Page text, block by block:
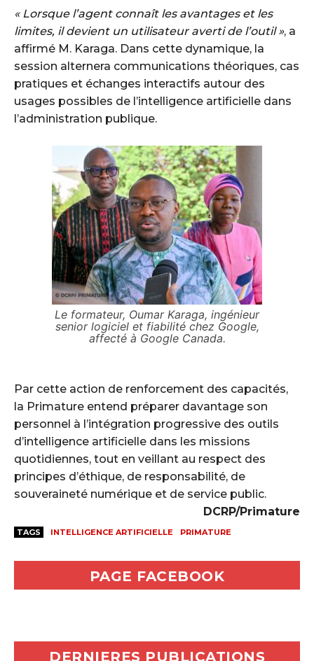
« Lorsque l’agent connaît les avantages et les
limites, il devient un utilisateur averti de l’outil », a
affirmé M. Karaga. Dans cette dynamique, la
session alternera communications théoriques, cas
pratiques et échanges interactifs autour des
usages possibles de l’intelligence artificielle dans
l’administration publique.
Le formateur, Oumar Karaga, ingénieur
senior logiciel et fiabilité chez Google,
affecté à Google Canada.
‎Par cette action de renforcement des capacités,
la Primature entend préparer davantage son
personnel à l’intégration progressive des outils
d’intelligence artificielle dans les missions
quotidiennes, tout en veillant au respect des
principes d’éthique, de responsabilité, de
souveraineté numérique et de service public.
DCRP/Primature
TAGS INTELLIGENCE ARTIFICIELLE PRIMATURE
PAGE FACEBOOK
DERNIERES PUBLICATIONS